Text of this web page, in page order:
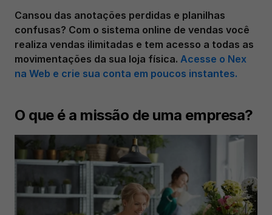
Cansou das anotações perdidas e planilhas
confusas? Com o sistema online de vendas você
realiza vendas ilimitadas e tem acesso a todas as
movimentações da sua loja física. Acesse o Nex
na Web e crie sua conta em poucos instantes.
O que é a missão de uma empresa?